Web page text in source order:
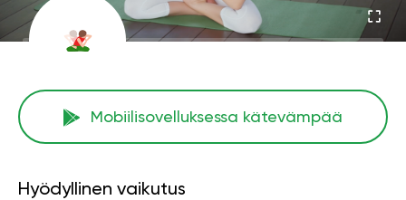
Mobiilisovelluksessa kätevämpää
Hyödyllinen vaikutus